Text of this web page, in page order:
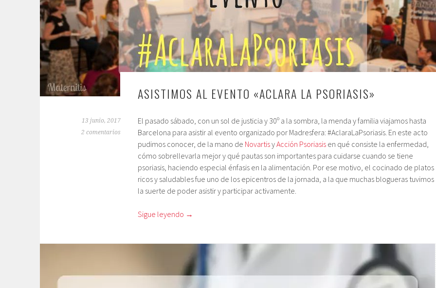
ASISTIMOS AL EVENTO «ACLARA LA PSORIASIS»
13 junio, 2017
2 comentarios
El pasado sábado, con un sol de justicia y 30º a la sombra, la menda y familia viajamos hasta
Barcelona para asistir al evento organizado por Madresfera: #AclaraLaPsoriasis. En este acto
pudimos conocer, de la mano de NovartisyAcción Psoriasis en qué consiste la enfermedad,
cómo sobrellevarla mejor y qué pautas son importantes para cuidarse cuando se tiene
psoriasis, haciendo especial énfasis en la alimentación. Por ese motivo, el cocinado de platos
ricos y saludables fue uno de los epicentros de la jornada, a la que muchas blogueras tuvimos
la suerte de poder asistir y participar activamente.
Sigue leyendo →